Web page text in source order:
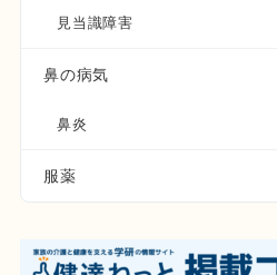
見当識障害
鼻の病気
鼻炎
服薬